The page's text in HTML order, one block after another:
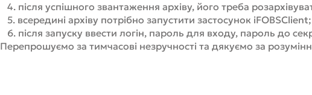
4. після успішного звантаження архіву, його треба
5. всередині архіву потрібно запустити застосунок iFOBSClient;
6. після запуску ввести логін, пароль для входу, пароль до
Перепрошуємо за тимчасові незручності та дякуємо за